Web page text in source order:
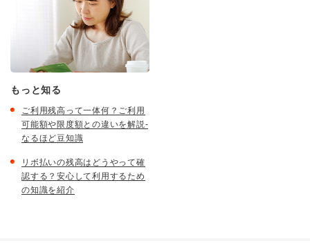
もっと知る
ご利用残高って一体何？ご利用
可能額や限度額との違いを解説-
なるほど豆知識
リボ払いの残高はどうやって確
認する？安心して利用するため
の知識を紹介